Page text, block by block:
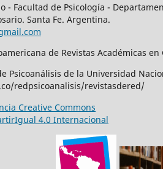
- Facultad de Psicología -
Santa Fe. Argentina.
de Revistas Académicas
Psicoanálisis de la Universidad
redpsicoanalisis/revistasdered/
Creative Commons
4.0 Internacional